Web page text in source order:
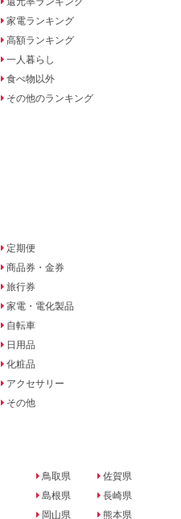
家電ランキング
高額ランキング
一人暮らし
食べ物以外
その他のランキング
定期便
商品券・金券
旅行券
家電・電化製品
自転車
日用品
化粧品
アクセサリー
その他
鳥取県
島根県
岡山県
佐賀県
長崎県
熊本県